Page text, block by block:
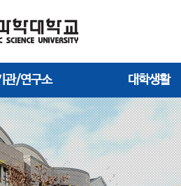
관/연구소 대학생활